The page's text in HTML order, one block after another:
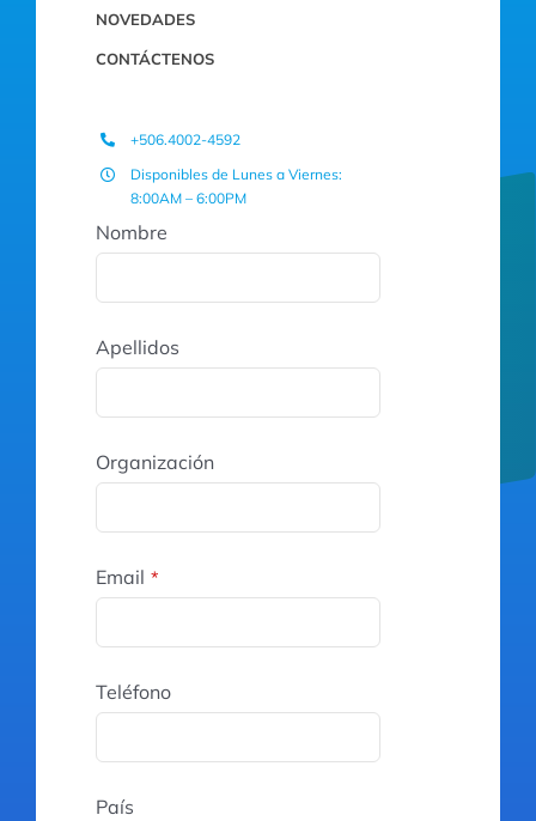
NOVEDADES
CONTÁCTENOS
+506.4002-4592
Disponibles de Lunes a Viernes:
8:00AM – 6:00PM
Nombre
Apellidos
Organización
Email *
Teléfono
País